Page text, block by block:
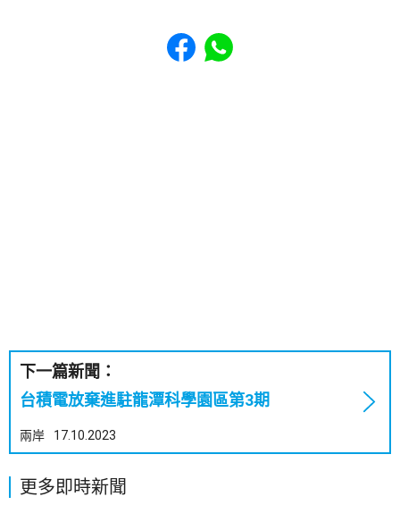
Share to Facebook
Share to WhatsApp
下一篇新聞：
台積電放棄進駐龍潭科學園區第3期
兩岸 17.10.2023
更多即時新聞